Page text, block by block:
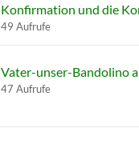
Konfirmation und die
49 Aufrufe
Vater-unser-Bandolino
47 Aufrufe